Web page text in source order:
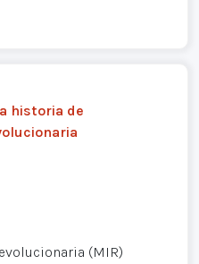
historia de
(MIR)